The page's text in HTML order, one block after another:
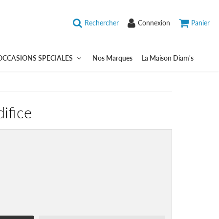
Rechercher Connexion Panier
SPECIALES Nos Marques La Maison Diam's